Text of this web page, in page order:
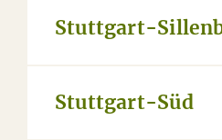
Stuttgart-
Stuttgart-Süd